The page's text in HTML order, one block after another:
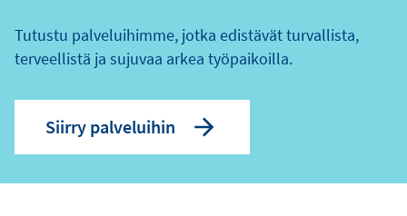
Tutustu palveluihimme, jotka edistävät turvallista,
terveellistä ja sujuvaa arkea työpaikoilla.
Siirry palveluihin